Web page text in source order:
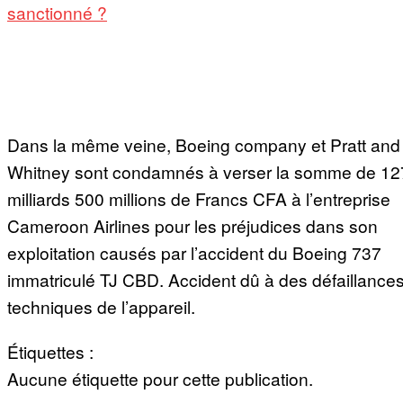
sanctionné ?
Dans la même veine, Boeing company et Pratt and
Whitney sont condamnés à verser la somme de
milliards 500 millions de Francs CFA à l’entreprise
Cameroon Airlines pour les préjudices dans son
exploitation causés par l’accident du Boeing 737
immatriculé TJ CBD. Accident dû à des
techniques de l’appareil.
Étiquettes :
Aucune étiquette pour cette publication.